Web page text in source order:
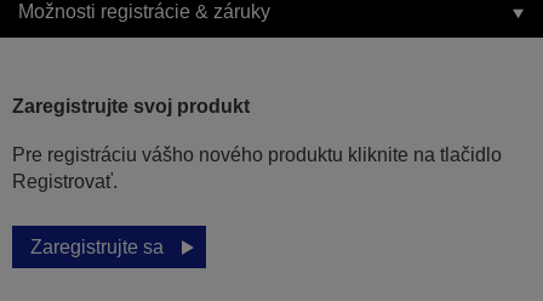
Možnosti registrácie & záruky
Zaregistrujte svoj produkt
Pre registráciu vášho nového produktu kliknite na tlačidlo
Registrovať.
Zaregistrujte sa